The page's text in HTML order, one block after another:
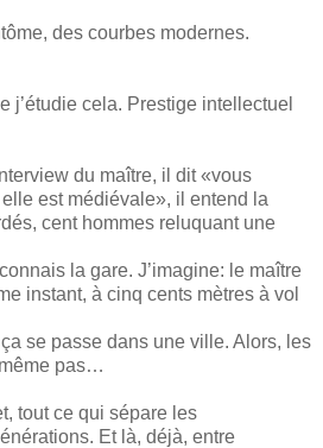
des courbes modernes.
j’étudie cela. Prestige intellectuel
du maître, il dit «vous
est médiévale», il entend la
cent hommes reluquant une
la gare. J’imagine: le maître
instant, à cinq cents mètres à vol
se passe dans une ville. Alors, les
pas…
tout ce qui sépare les
Et là, déjà, entre